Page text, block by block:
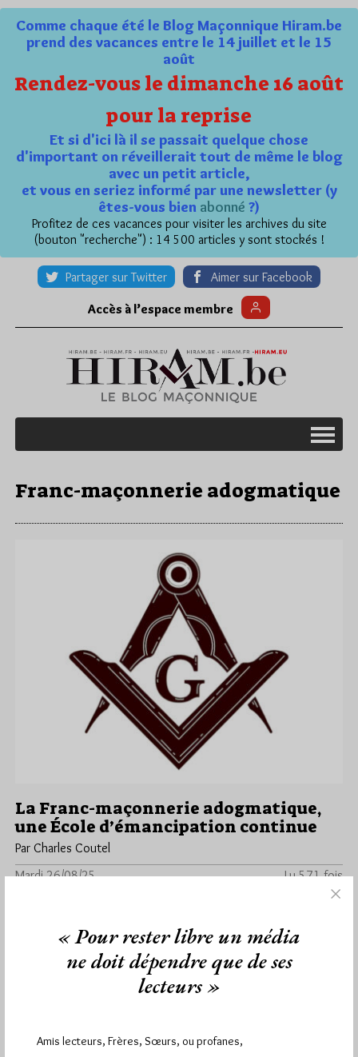
Comme chaque été le Blog Maçonnique Hiram.be
prend des vacances entre le 14 juillet et le 15
août
Rendez-vous le dimanche 16 août
pour la reprise
Et si d'ici là il se passait quelque chose
d'important on réveillerait tout de même le blog
avec un petit article,
et vous en seriez informé par une newsletter (y
êtes-vous bien abonné ?)
Profitez de ces vacances pour visiter les archives du site
(bouton "recherche") : 14 500 articles y sont stockés !
Partager sur Twitter Aimer sur Facebook
Accès à l’espace membre
Franc-maçonnerie adogmatique
La Franc-maçonnerie adogmatique,
une École d’émancipation continue
Par Charles Coutel
Mardi 26/08/25
Lu 571 fois
Contributions 6 commentaires
« Pour rester libre un média
ne doit dépendre que de ses
lecteurs »
Amis lecteurs, Frères, Sœurs, ou profanes,